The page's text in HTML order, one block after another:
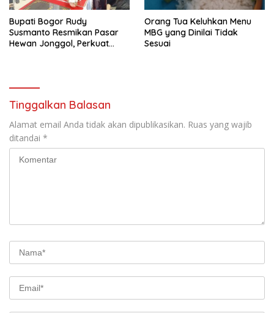
Bupati Bogor Rudy
Susmanto Resmikan Pasar
Hewan Jonggol, Perkuat
Orang Tua Keluhkan Menu
MBG yang Dinilai Tidak
Sesuai
Tinggalkan Balasan
Alamat email Anda tidak akan dipublikasikan. Ruas yang wajib
ditandai *